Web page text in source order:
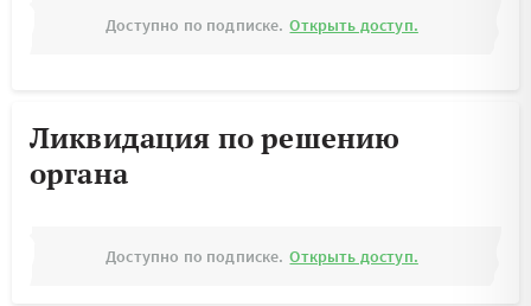
Доступно по подписке. Открыть доступ.
Ликвидация по решению
органа
Доступно по подписке. Открыть доступ.